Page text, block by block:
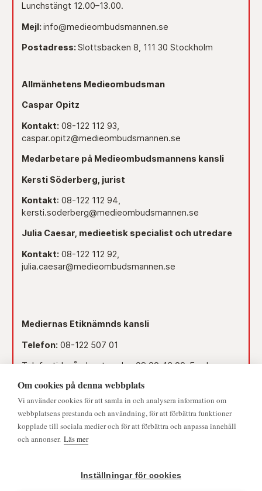
Lunchstängt 12.00–13.00.
Mejl: info@medieombudsmannen.se
Postadress: Slottsbacken 8, 111 30 Stockholm
Allmänhetens Medieombudsman
Caspar Opitz
Kontakt: 08-122 112 93,
caspar.opitz@medieombudsmannen.se
Medarbetare på Medieombudsmannens kansli
Kersti Söderberg, jurist
Kontakt: 08-122 112 94,
kersti.soderberg@medieombudsmannen.se
Julia Caesar, medieetisk specialist och utredare
Kontakt: 08-122 112 92,
julia.caesar@medieombudsmannen.se
Mediernas Etiknämnds kansli
Telefon: 08-122 507 01
Telefontid måndag-torsdag 09.00–16.00. Fredag
Dag före röd dag 09.00–12.00.
Lunchstängt 12.00–13.00.
Mejl:namnden@medieombudsmannen.se
Om cookies på denna webbplats
Vi använder cookies för att samla in och analysera information om
webbplatsens prestanda och användning, för att förbättra funktioner
kopplade till sociala medier och för att förbättra och anpassa innehåll
och annonser. Läs mer
Inställningar för cookies